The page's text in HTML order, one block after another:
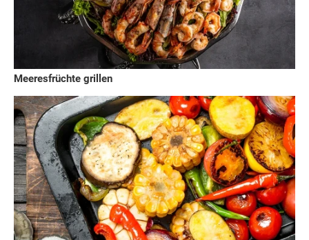
Meeresfrüchte grillen